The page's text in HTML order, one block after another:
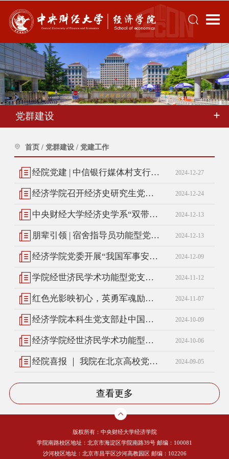
党群建设
首页 / 党群建设 / 党建工作
经院党建 | 中信银行媒体村支行赴我院开展爱心捐助与就业沙龙活动 2024-12-27
经济学院召开经济史研究生党支部建设总结交流会 2024-12-24
中央财经大学经济史学系“双带头人”教工党支部书记“强国行”专项行动开展支部建设经验交流 2024-12-13
朋辈引领 | 宿舍指导员功能型党支部成功举办期末复习经验分享会 2024-12-13
经济学院党委开展“我国军事安全环境与战略选择”专题讲座 2024-12-09
学院经世济民学术功能型党支部观影学习《志愿军：存亡之战》 2024-11-12
红色光影映初心，英勇军魂励前行——本科生第二、第三党支部观影学习《志愿军：存亡之战》 2024-11-07
经济学院本科生党支部赴中国共产党历史展览馆参观学习 2024-10-09
经济学院经世济民学术功能型党支部第五期见面会暨会务工作培训课顺利开展 2024-10-06
经院喜报 ｜ 我院在北京高校党建工作“标杆院系”“样板支部”“党建引领实践创新示范项目”培育创建中获得佳绩 2024-09-05
查看更多
版权所有：中央财经大学经济学院
学院南路校区地址：北京市海淀区学院南路39号 邮编：100081
沙河校区地址：北京市昌平区沙河高教园区 邮编：102206